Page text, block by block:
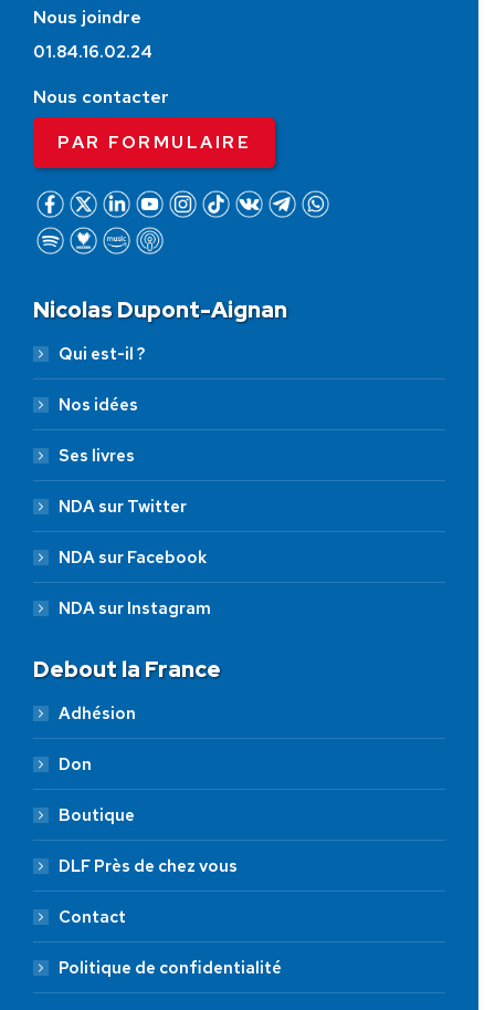
Nous joindre
01.84.16.02.24
Nous contacter
PAR FORMULAIRE
Nicolas Dupont-Aignan
Qui est-il ?
Nos idées
Ses livres
NDA sur Twitter
NDA sur Facebook
NDA sur Instagram
Debout la France
Adhésion
Don
Boutique
DLF Près de chez vous
Contact
Politique de confidentialité